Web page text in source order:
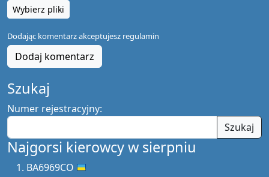
Wybierz pliki
Dodając komentarz akceptujesz regulamin
Dodaj komentarz
Szukaj
Numer rejestracyjny:
Szukaj
Najgorsi kierowcy w sierpniu
BA6969CO